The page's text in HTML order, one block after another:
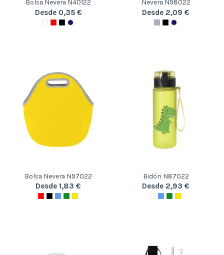
Bolsa Nevera N40122
Desde 0,35 €
Nevera N98022
Desde 2,09 €
Bolsa Nevera N97022
Desde 1,83 €
Bidón N87022
Desde 2,93 €